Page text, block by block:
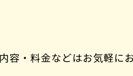
容・料金などはお気軽に